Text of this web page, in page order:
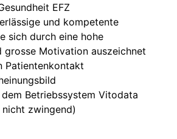
EFZ
und kompetente
sich durch eine hohe
grosse Motivation auszeichnet
Patientenkontakt
Betriebssystem Vitodata
zwingend)